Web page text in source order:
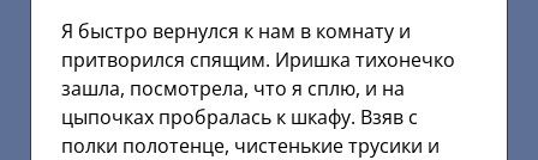
Я быстро вернулся к нам в комнату и
притворился спящим. Иришка тихонечко
зашла, посмотрела, что я сплю, и на
цыпочках пробралась к шкафу. Взяв с
полки полотенце, чистенькие трусики и